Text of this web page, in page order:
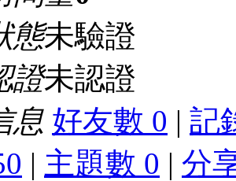
態未驗證
證未認證
息 好友數 0 | 記
| 主題數 0 | 分